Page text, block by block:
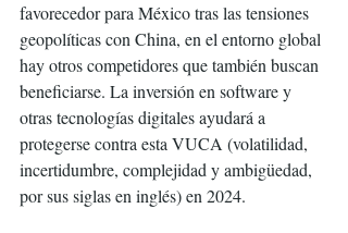
favorecedor para México tras las tensiones
geopolíticas con China, en el entorno global
hay otros competidores que también buscan
beneficiarse. La inversión en software y
otras tecnologías digitales ayudará a
protegerse contra esta VUCA (volatilidad,
incertidumbre, complejidad y ambigüedad,
por sus siglas en inglés) en 2024.